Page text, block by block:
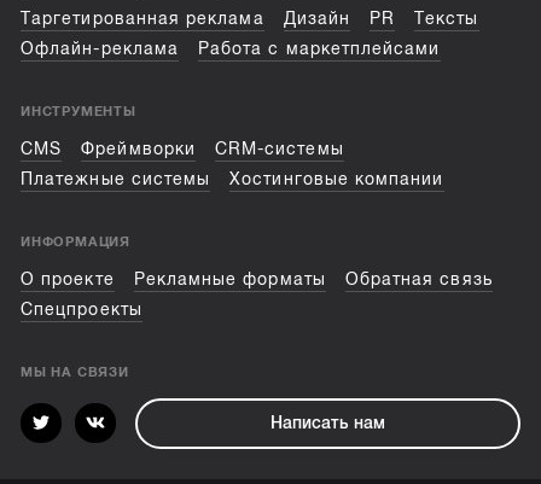
Таргетированная реклама
Дизайн PR
Тексты
Офлайн-реклама
Работа с маркетплейсами
ИНСТРУМЕНТЫ
CMS Фреймворки
CRM-системы
Платежные системы
Хостинговые компании
ИНФОРМАЦИЯ
О проекте Рекламные форматы
Обратная связь
Спецпроекты
МЫ НА СВЯЗИ
Написать нам